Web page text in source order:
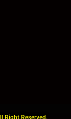
Right Reserved.